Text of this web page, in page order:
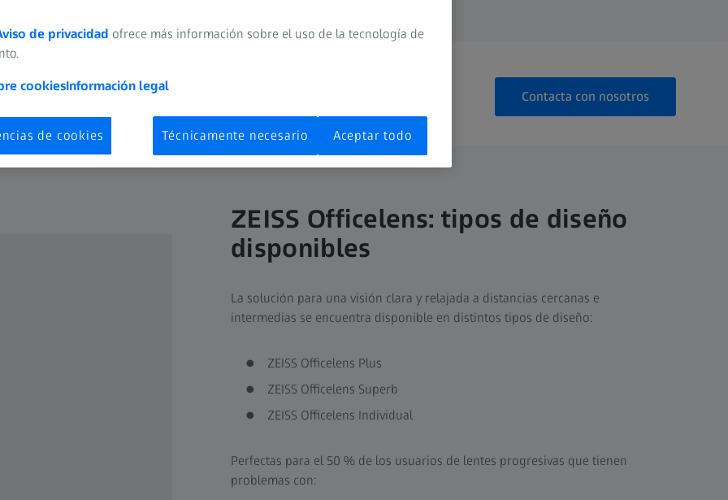
Contacta con nosotros
ZEISS Officelens: tipos de diseño
disponibles
La solución para una visión clara y relajada a distancias cercanas e
intermedias se encuentra disponible en distintos tipos de diseño:
ZEISS Officelens Plus
ZEISS Officelens Superb
ZEISS Officelens Individual
Perfectas para el 50 % de los usuarios de lentes progresivas que tienen
problemas con:
de privacidad ofrece más información sobre el uso de la tecnología de
cookiesInformación legal
de cookies Técnicamente necesario Aceptar todo